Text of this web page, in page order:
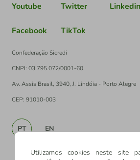
Youtube Twitter Linkedin
Facebook TikTok
Confederação Sicredi
CNPJ: 03.795.072/0001-60
Av. Assis Brasil, 3940, J. Lindóia - Porto Alegre
CEP: 91010-003
PT EN
Utilizamos cookies neste site